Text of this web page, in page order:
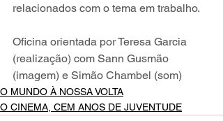
relacionados com o tema em trabalho.
Oficina orientada por Teresa Garcia
(realização) com Sann Gusmão
(imagem) e Simão Chambel (som)
O MUNDO À NOSSA VOLTA
O CINEMA, CEM ANOS DE JUVENTUDE